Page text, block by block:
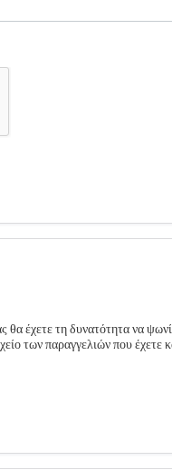
έχετε τη δυνατότητα να
των παραγγελιών που έχετε